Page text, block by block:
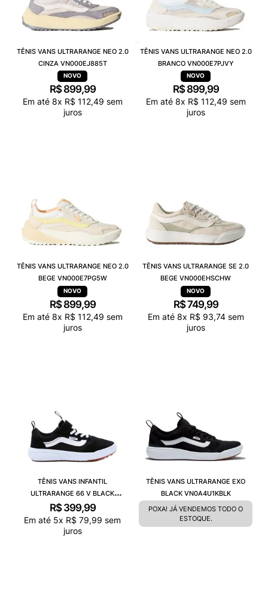
TÊNIS VANS ULTRARANGE NEO 2.0
CINZA VN000EJ885T
R$ 899,99
Em até 8x R$ 112,49 sem
juros
TÊNIS VANS ULTRARANGE NEO 2.0
BRANCO VN000E7PJVY
R$ 899,99
Em até 8x R$ 112,49 sem
juros
TÊNIS VANS ULTRARANGE NEO 2.0
BEGE VN000E7PG5W
R$ 899,99
Em até 8x R$ 112,49 sem
juros
TÊNIS VANS ULTRARANGE SE 2.0
BEGE VN000EHSCHW
R$749,99
Em até 8x R$ 93,74sem
juros
TÊNIS VANS INFANTIL
ULTRARANGE 66 V BLACK
VN000BV66BT
R$ 399,99
Em até 5x R$ 79,99 sem
juros
TÊNIS VANS ULTRARANGE EXO
BLACK VN0A4U1KBLK
POXA! JÁ VENDEMOS TODO O
ESTOQUE.